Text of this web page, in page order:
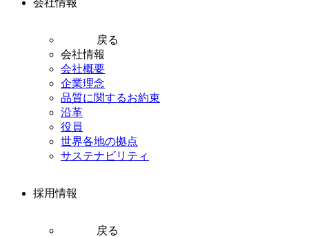
会社情報
戻る
会社情報
会社概要
企業理念
品質に関するお約束
沿革
役員
世界各地の拠点
サステナビリティ
採用情報
戻る